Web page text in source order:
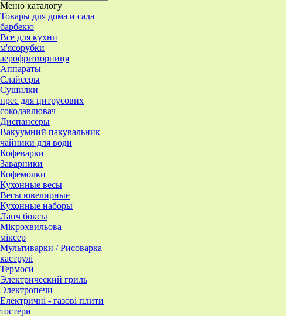
Меню каталогу
Товары для дома и сада
барбекю
Все для кухни
м'ясорубки
аерофритюрниця
Аппараты
Слайсеры
Сушилки
прес для цитрусових
сокодавлювач
Диспансеры
Вакуумний пакувальник
чайники для води
Кофеварки
Заварники
Кофемолки
Кухонные весы
Весы ювелирные
Кухонные наборы
Ланч боксы
Мікрохвильова
міксер
Мультиварки / Рисоварка
каструлі
Термоси
Электрический гриль
Электропечи
Електричні - газові плити
тостери